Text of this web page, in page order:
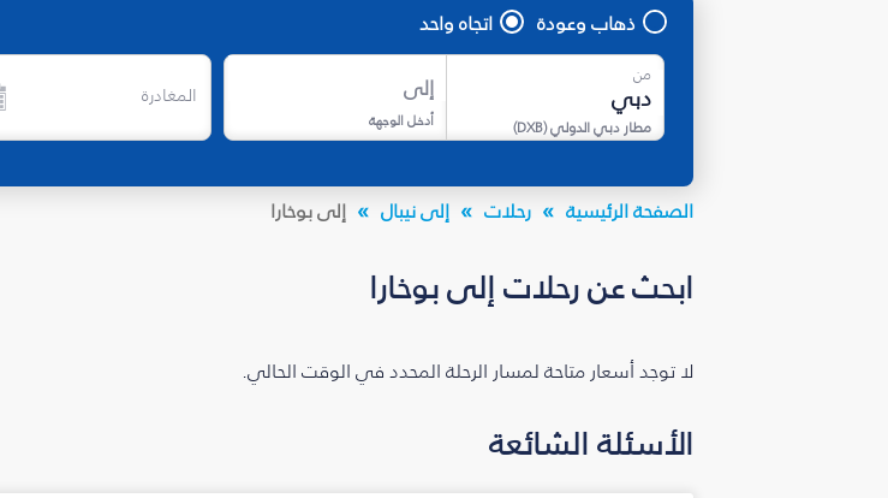
ذهاب وعودة اتجاه واحد
من
مطار دبي الدولي(
DXB
)
إلى
أدخل الوجهة
المغادرة
الصفحة الرئيسية رحلات إلى نيبال إلى بوخارا
ابحث عن رحلات إلى بوخارا
لا توجد أسعار متاحة لمسار الرحلة المحدد في الوقت الحالي.
الأسئلة الشائعة